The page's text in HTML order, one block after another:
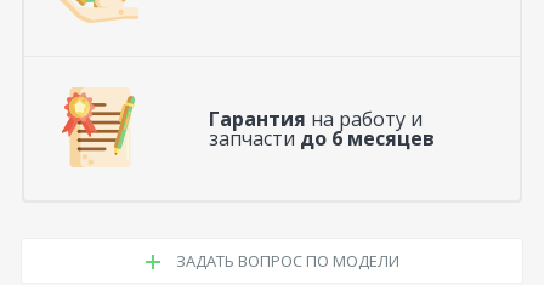
Гарантия на работу и
запчасти до 6 месяцев
ЗАДАТЬ ВОПРОС ПО МОДЕЛИ